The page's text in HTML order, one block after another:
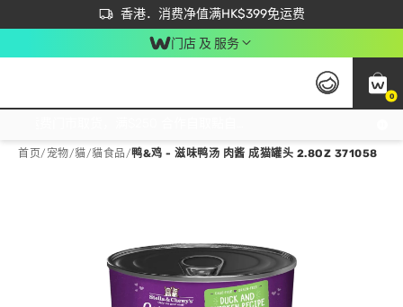
香港．消费净值满HK$399免运费
立即成为易赏钱会员尽享独家优惠
首次APP下单买满$450 输入 NEWAPP 即减$50
门店 及 服务
0
首页/ 宠物/貓/貓食品/鸭&鸡 - 滋味鸭汤 肉酱 成猫罐头 2.8OZ 371058